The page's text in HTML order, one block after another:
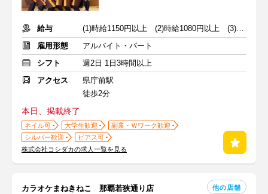
給与
(1)時給1150円以上 (2)時給1080円以上 (3)時給1100円以上
雇用形態
アルバイト・パート
シフト
週2日 1日3時間以上
アクセス
県庁前駅
徒歩2分
本日、掲載終了
ネイル可 大学生歓迎
副業・Ｗワーク歓迎
シルバー歓迎
ピアス可
株式会社コシダカの求人一覧を見る
カラオケまねきねこ 那覇若狭通り店 他の店舗